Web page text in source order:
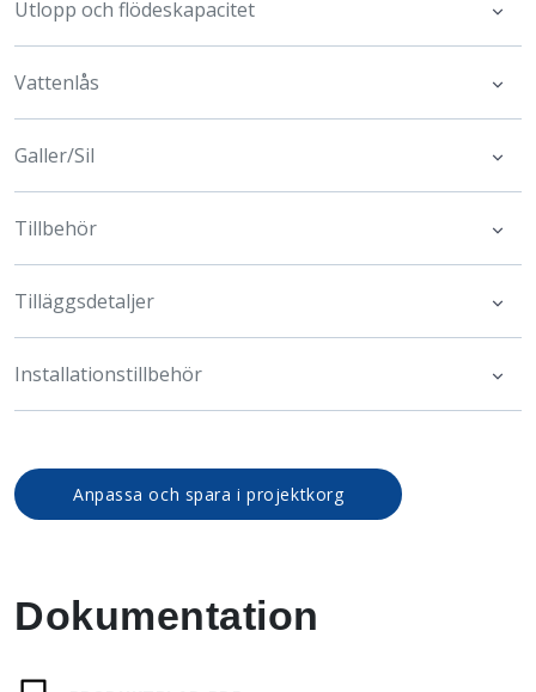
Utlopp och flödeskapacitet
Vattenlås
Galler/Sil
Tillbehör
Tilläggsdetaljer
Installationstillbehör
Anpassa och spara i projektkorg
Dokumentation